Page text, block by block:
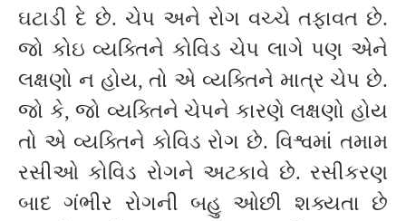
ઘટાડી દે છે. ચેપ અને રોગ વચ્ચે તફાવત છે.
જો કોઇ વ્યક્તિને કોવિડ ચેપ લાગે પણ એને
લક્ષણો ન હોય, તો એ વ્યક્તિને માત્ર ચેપ છે.
જો કે, જો વ્યક્તિને ચેપને કારણે લક્ષણો હોય
તો એ વ્યક્તિને કોવિડ રોગ છે. વિશ્વમાં તમામ
રસીઓ કોવિડ રોગને અટકાવે છે. રસીકરણ
બાદ ગંભીર રોગની બહુ ઓછી શક્યતા છે